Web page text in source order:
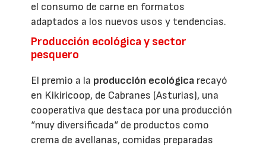
el consumo de carne en formatos
adaptados a los nuevos usos y tendencias.
Producción ecológica y sector
pesquero
El premio a la producción ecológica recayó
en Kikiricoop, de Cabranes (Asturias), una
cooperativa que destaca por una producción
“muy diversificada“ de productos como
crema de avellanas, comidas preparadas